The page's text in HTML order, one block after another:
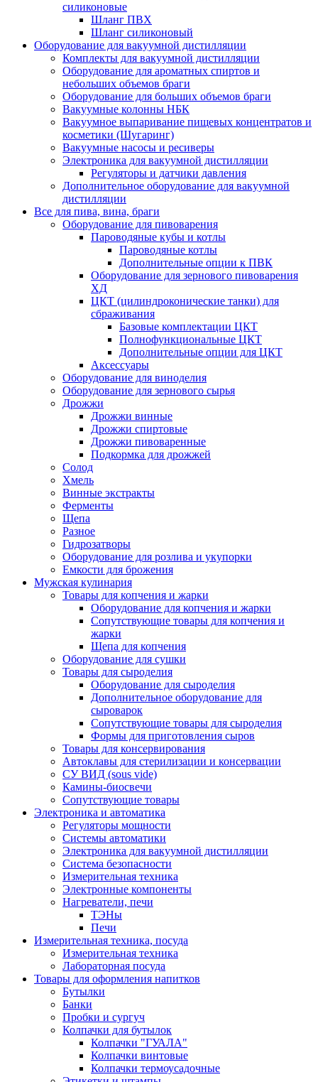
силиконовые
Шланг ПВХ
Шланг силиконовый
Оборудование для вакуумной дистилляции
Комплекты для вакуумной дистилляции
Оборудование для ароматных спиртов и
небольших объемов браги
Оборудование для больших объемов браги
Вакуумные колонны НБК
Вакуумное выпаривание пищевых концентратов и
косметики (Шугаринг)
Вакуумные насосы и ресиверы
Электроника для вакуумной дистилляции
Регуляторы и датчики давления
Дополнительное оборудование для вакуумной
дистилляции
Все для пива, вина, браги
Оборудование для пивоварения
Пароводяные кубы и котлы
Пароводяные котлы
Дополнительные опции к ПВК
Оборудование для зернового пивоварения
ХД
ЦКТ (цилиндроконические танки) для
сбраживания
Базовые комплектации ЦКТ
Полнофункциональные ЦКТ
Дополнительные опции для ЦКТ
Аксессуары
Оборудование для виноделия
Оборудование для зернового сырья
Дрожжи
Дрожжи винные
Дрожжи спиртовые
Дрожжи пивоваренные
Подкормка для дрожжей
Солод
Хмель
Винные экстракты
Ферменты
Щепа
Разное
Гидрозатворы
Оборудование для розлива и укупорки
Емкости для брожения
Мужская кулинария
Товары для копчения и жарки
Оборудование для копчения и жарки
Сопутствующие товары для копчения и
жарки
Щепа для копчения
Оборудование для сушки
Товары для сыроделия
Оборудование для сыроделия
Дополнительное оборудование для
сыроварок
Сопутствующие товары для сыроделия
Формы для приготовления сыров
Товары для консервирования
Автоклавы для стерилизации и консервации
СУ ВИД (sous vide)
Камины-биосвечи
Сопутствующие товары
Электроника и автоматика
Регуляторы мощности
Системы автоматики
Электроника для вакуумной дистилляции
Система безопасности
Измерительная техника
Электронные компоненты
Нагреватели, печи
ТЭНы
Печи
Измерительная техника, посуда
Измерительная техника
Лабораторная посуда
Товары для оформления напитков
Бутылки
Банки
Пробки и сургуч
Колпачки для бутылок
Колпачки "ГУАЛА"
Колпачки винтовые
Колпачки термоусадочные